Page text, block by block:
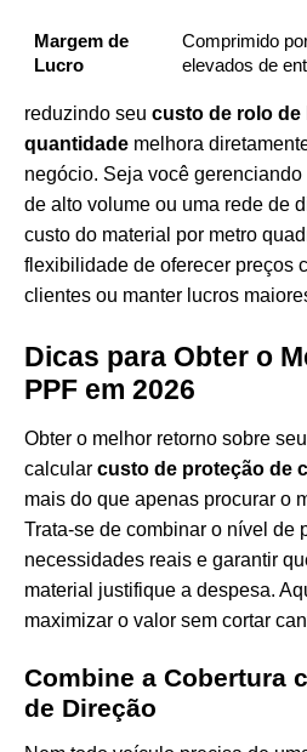
Margem de
Lucro
Comprimido
elevados de
reduzindo seu custo de rolo de
quantidade melhora
negócio. Seja você
de alto volume ou uma rede de
custo do material por metro
flexibilidade de oferecer preços
clientes ou manter lucros
Dicas para Obter o
PPF em 2026
Obter o melhor retorno sobre
calcular custo de proteção de
mais do que apenas procurar o
Trata-se de combinar o nível de
necessidades reais e garantir
material justifique a despesa.
maximizar o valor sem cortar
Combine a Cobertura
de Direção